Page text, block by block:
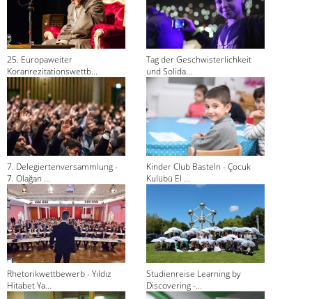
25. Europaweiter
Koranrezitationswettb...
Tag der Geschwisterlichkeit
und Solida...
7. Delegiertenversammlung -
7. Olağan ...
Kinder Club Basteln - Çocuk
Kulübü El ...
Rhetorikwettbewerb - Yıldız
Hitabet Ya...
Studienreise Learning by
Discovering -...